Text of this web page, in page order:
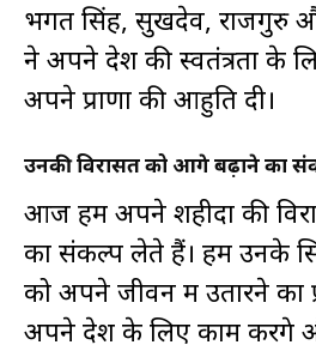
भगत सिंह, सुखदेव, राजगुरु
ने अपने देश की स्वतंत्रता के
अपने प्राणों की आहुति दी।
उनकी विरासत को आगे बढ़ाने का
आज हम अपने शहीदों की
का संकल्प लेते हैं। हम उनके
को अपने जीवन में उतारने का
अपने देश के लिए काम करेंगे